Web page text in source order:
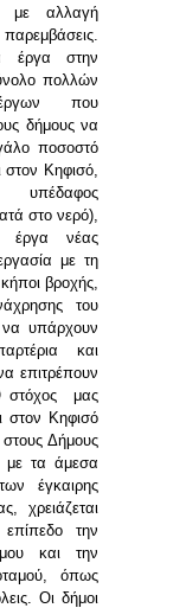
με αλλαγή
έργα στην
πολλών
που
δήμους να
ποσοστό
στον Κηφισό,
υπέδαφος
στο νερό),
έργα νέας
με τη
βροχής,
του
υπάρχουν
και
επιτρέπουν
στόχος μας
στον Κηφισό
Δήμους
με τα άμεσα
έγκαιρης
χρειάζεται
την
και την
όπως
Οι δήμοι